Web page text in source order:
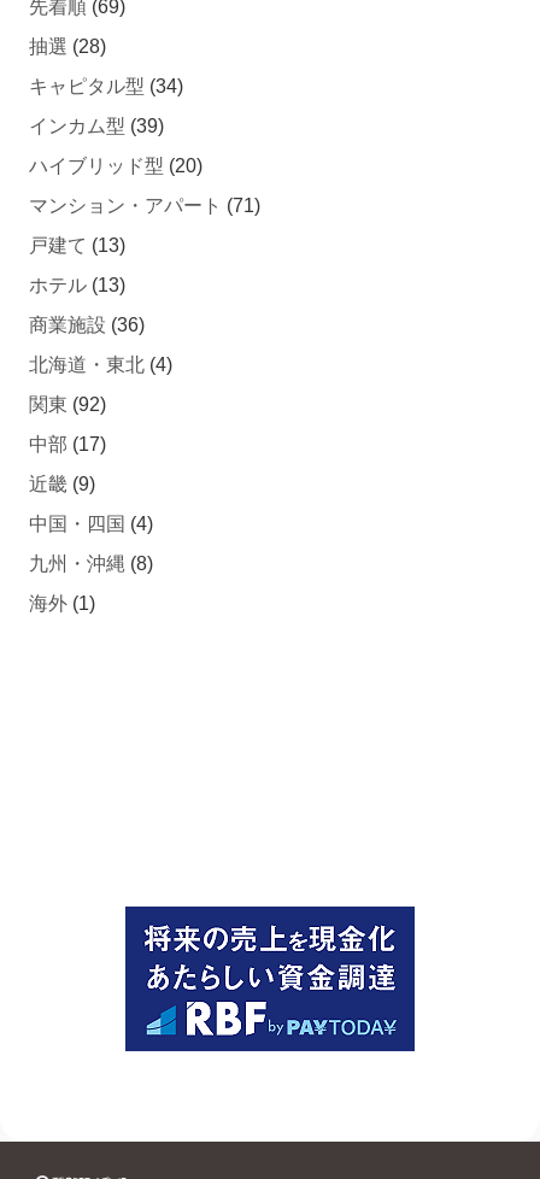
先着順 (69)
抽選 (28)
キャピタル型 (34)
インカム型 (39)
ハイブリッド型 (20)
マンション・アパート (71)
戸建て (13)
ホテル (13)
商業施設 (36)
北海道・東北 (4)
関東 (92)
中部 (17)
近畿 (9)
中国・四国 (4)
九州・沖縄 (8)
海外 (1)